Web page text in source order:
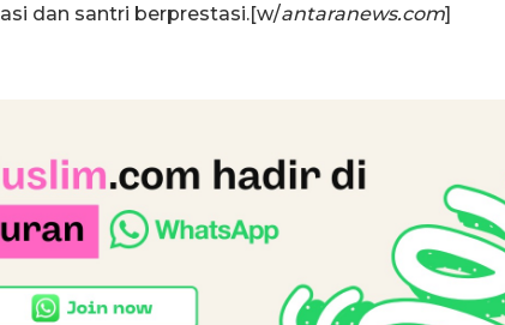
dan santri berprestasi.[w/antaranews.com]